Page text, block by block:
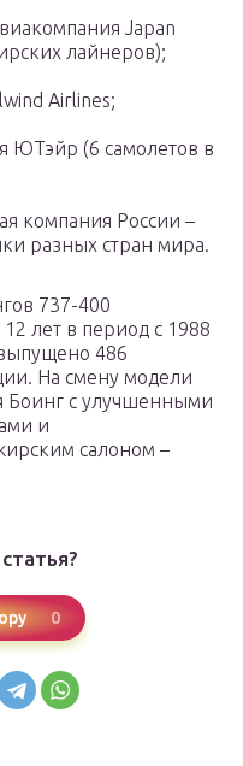
Japan
лайнеров);
Airlines;
ЮТэйр (6 самолетов в
компания России –
разных стран мира.
737-400
лет в период с 1988
486
На смену модели
Боинг с улучшенными
и
салоном –
0